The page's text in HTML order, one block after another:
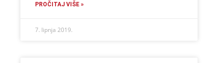
PROČITAJ VIŠE »
7. lipnja 2019.